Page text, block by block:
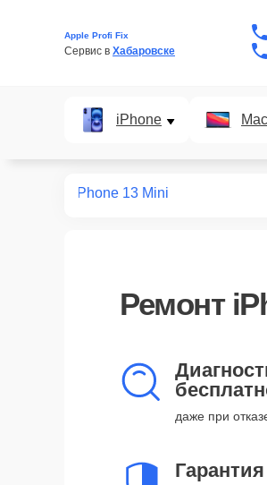
Apple Profi Fix
Сервис в Хабаровске
iPhone
iPhone 13 Mini
Ремонт
даже при